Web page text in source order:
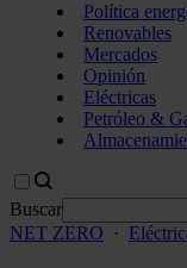
Política
Renovables
Mercados
Opinión
Eléctricas
Petróleo &
Buscar
NET ZERO
·